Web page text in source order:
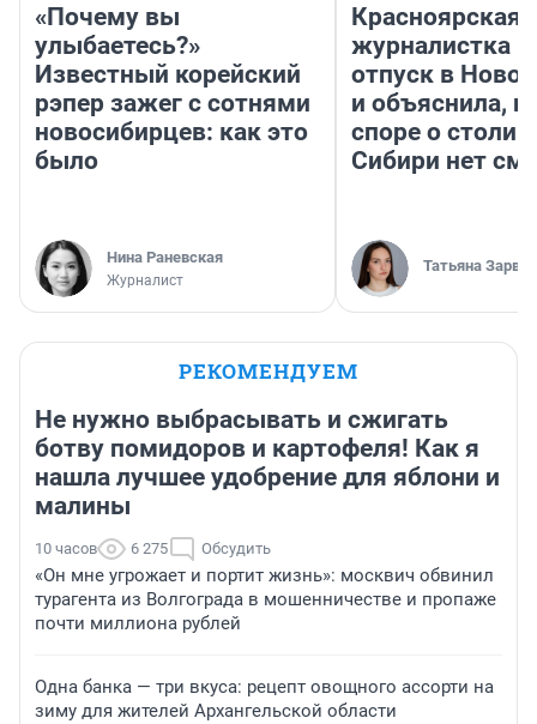
«Почему вы
улыбаетесь?»
Известный корейский
рэпер зажег с сотнями
новосибирцев: как это
было
Нина Раневская
Журналист
Красноярская
журналистка
отпуск в
и объяснила,
споре о
Сибири нет
Татьяна Зарва
РЕКОМЕНДУЕМ
Не нужно выбрасывать и сжигать
ботву помидоров и картофеля! Как я
нашла лучшее удобрение для яблони и
малины
10 часов 6 275 Обсудить
«Он мне угрожает и портит жизнь»: москвич обвинил
турагента из Волгограда в мошенничестве и пропаже
почти миллиона рублей
Одна банка — три вкуса: рецепт овощного ассорти на
зиму для жителей Архангельской области